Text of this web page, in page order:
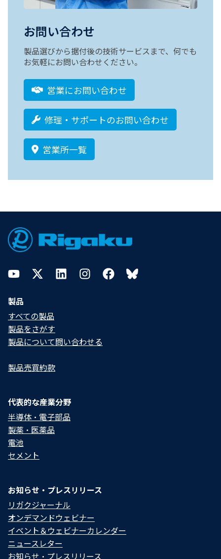
お問い合わせ
製品選びから据付後の技術サービスまで、何でも
お気軽にお問い合わせください。
営業にお問い合わせ
修理・サポートのお問い合わせ
営業所一覧
Footer
YouTubeTwitterLinkedInInstagramFacebookBluesky
製品
すべての製品
製品をさがす
製品について問い合わせる​
製品売買約款
代表的な産業分野
半導体・電子部品
製薬・医薬品
電池
セメント
お知らせ・プレスリリース
リガクジャーナル
オンデマンドウェビナー
イベント＆ウェビナーカレンダー
ニュースレター
お知らせ・プレスリリース